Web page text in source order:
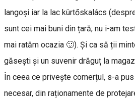
langoși iar la lac kürtőskalács
sunt cei mai buni din țară; nu i-am
mai ratăm ocazia 🙂). Și ca să ții
găsești și un suvenir drăguț la
În ceea ce privește comerțul, s-a
necesar, din raționamente de